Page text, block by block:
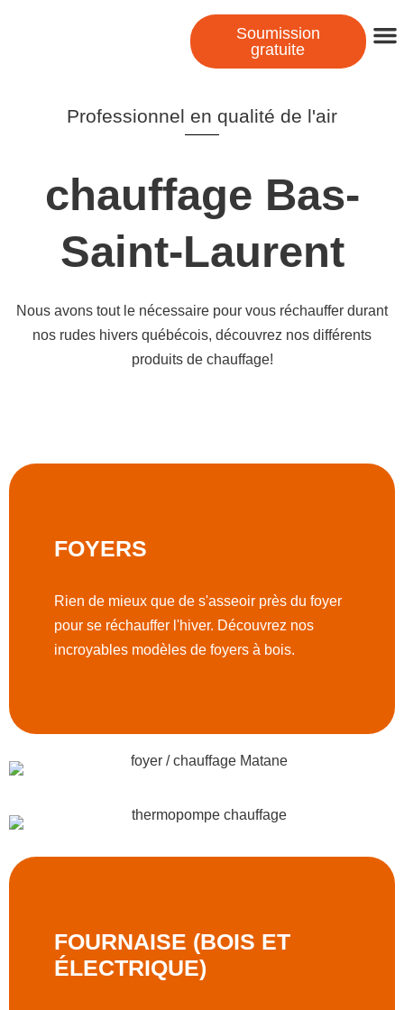
Soumission
gratuite
Professionnel en qualité de l'air
chauffage Bas-
Saint-Laurent
Nous avons tout le nécessaire pour vous réchauffer durant
nos rudes hivers québécois, découvrez nos différents
produits de chauffage!
FOYERS
Rien de mieux que de s'asseoir près du foyer
pour se réchauffer l'hiver. Découvrez nos
incroyables modèles de foyers à bois.
FOURNAISE (BOIS ET
ÉLECTRIQUE)